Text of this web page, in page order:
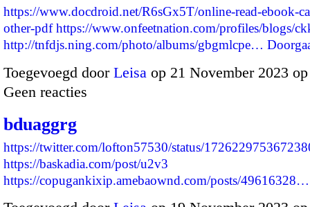
https://www.docdroid.net/R6sGx5T/online-read-ebook-
other-pdf https://www.onfeetnation.com/profiles/blogs/
http://tnfdjs.ning.com/photo/albums/gbgmlcpe…
Toegevoegd door Leisa op 21 November 2023
Geen reacties
bduaggrg
https://twitter.com/lofton57530/status/
https://baskadia.com/post/u2v3
https://copugankixip.amebaownd.com/posts/49616328…